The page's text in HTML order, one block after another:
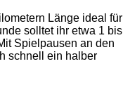
Länge ideal für
solltet ihr etwa 1 bis
Spielpausen an den
schnell ein halber